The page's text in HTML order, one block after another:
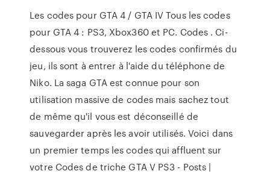
Les codes pour GTA 4 / GTA IV Tous les codes
pour GTA 4 : PS3, Xbox360 et PC. Codes . Ci-
dessous vous trouverez les codes confirmés du
jeu, ils sont à entrer à l'aide du téléphone de
Niko. La saga GTA est connue pour son
utilisation massive de codes mais sachez tout
de même qu'il vous est déconseillé de
sauvegarder après les avoir utilisés. Voici dans
un premier temps les codes qui affluent sur
votre Codes de triche GTA V PS3 - Posts |